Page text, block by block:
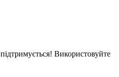
Використовуйте